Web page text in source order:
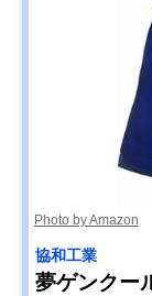
Photo by Amazon
‎協和工業
夢ゲンクー